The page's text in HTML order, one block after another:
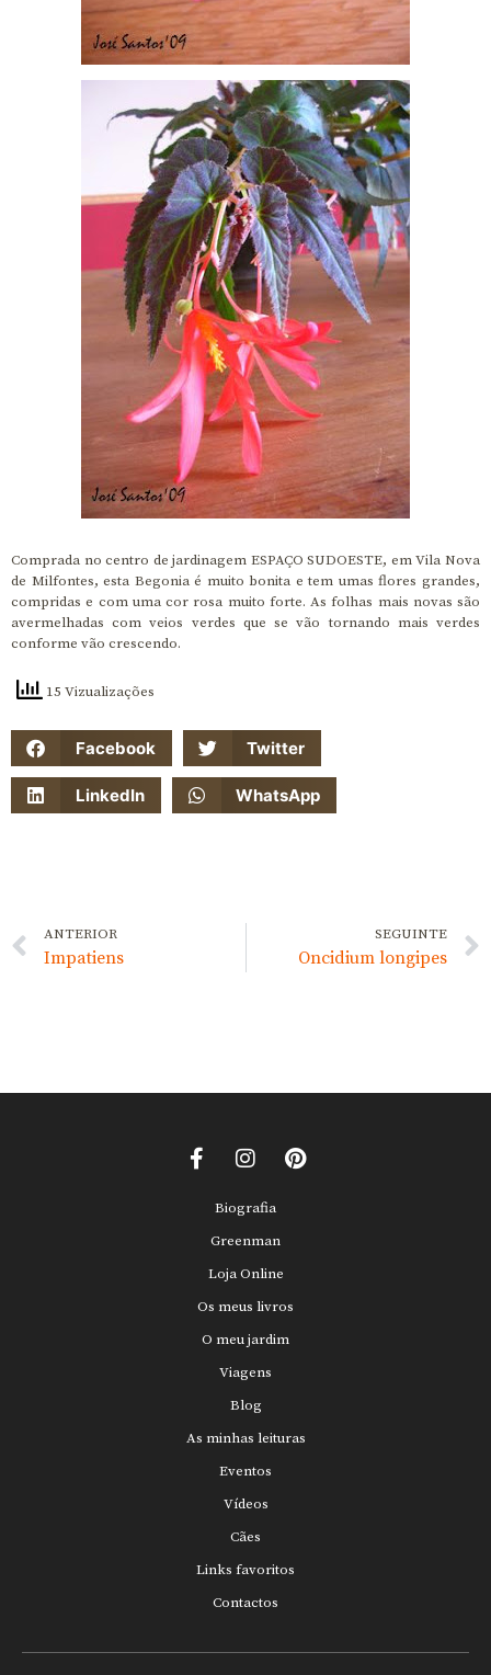
Comprada no centro de jardinagem ESPAÇO SUDOESTE, em Vila Nova
de Milfontes, esta Begonia é muito bonita e tem umas flores grandes,
compridas e com uma cor rosa muito forte. As folhas mais novas são
avermelhadas com veios verdes que se vão tornando mais verdes
conforme vão crescendo.
15 Vizualizações
Facebook Twitter
LinkedIn WhatsApp
ANTERIOR
Impatiens
SEGUINTE
Oncidium longipes
Biografia
Greenman
Loja Online
Os meus livros
O meu jardim
Viagens
Blog
As minhas leituras
Eventos
Vídeos
Cães
Links favoritos
Contactos